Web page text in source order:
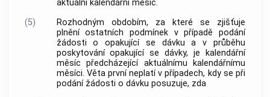
aktuální kalendářní měsíc.
(5)
Rozhodným obdobím, za které se zjišťuje
plnění ostatních podmínek v případě podání
žádosti o opakující se dávku a v průběhu
poskytování opakující se dávky, je kalendářní
měsíc předcházející aktuálnímu kalendářnímu
měsíci. Věta první neplatí v případech, kdy se při
podání žádosti o dávku posuzuje, zda